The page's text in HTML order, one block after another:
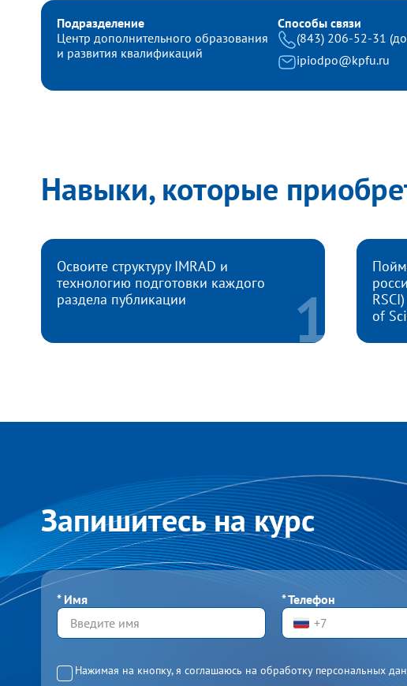
Подразделение
Центр дополнительного образования
и развития квалификаций
Способы связи
(843) 206-52-31
ipiodpo@kpfu.ru
Навыки, которые
Освоите структуру IMRAD и
технологию подготовки каждого
раздела публикации
of
Запишитесь на курс
*Имя *Телефон
Нажимая на кнопку, я соглашаюсь на обработку персональных